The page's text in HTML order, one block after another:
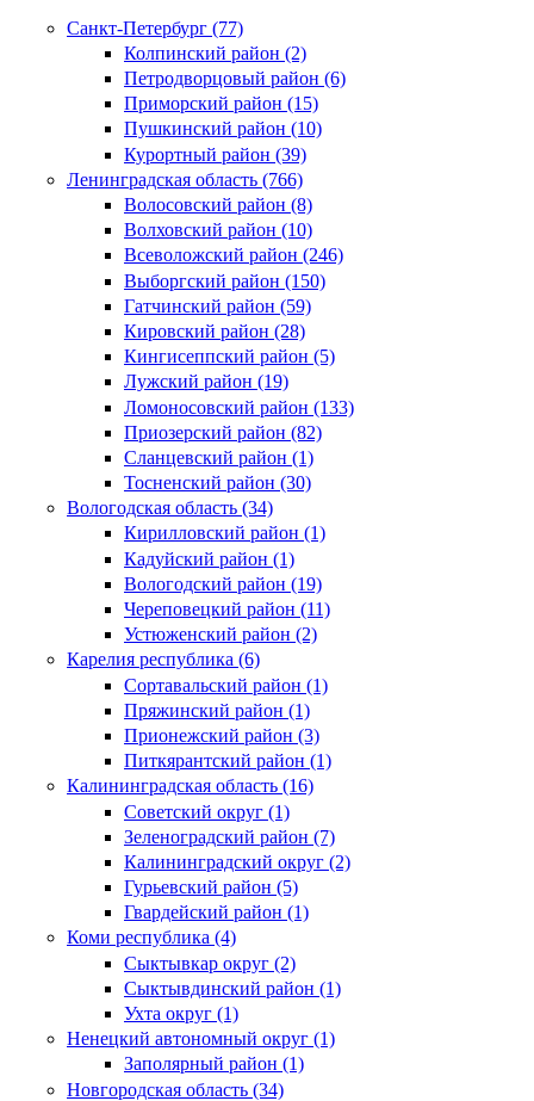
Санкт-Петербург (77)
Колпинский район (2)
Петродворцовый район (6)
Приморский район (15)
Пушкинский район (10)
Курортный район (39)
Ленинградская область (766)
Волосовский район (8)
Волховский район (10)
Всеволожский район (246)
Выборгский район (150)
Гатчинский район (59)
Кировский район (28)
Кингисеппский район (5)
Лужский район (19)
Ломоносовский район (133)
Приозерский район (82)
Сланцевский район (1)
Тосненский район (30)
Вологодская область (34)
Кирилловский район (1)
Кадуйский район (1)
Вологодский район (19)
Череповецкий район (11)
Устюженский район (2)
Карелия республика (6)
Сортавальский район (1)
Пряжинский район (1)
Прионежский район (3)
Питкярантский район (1)
Калининградская область (16)
Советский округ (1)
Зеленоградский район (7)
Калининградский округ (2)
Гурьевский район (5)
Гвардейский район (1)
Коми республика (4)
Сыктывкар округ (2)
Сыктывдинский район (1)
Ухта округ (1)
Ненецкий автономный округ (1)
Заполярный район (1)
Новгородская область (34)